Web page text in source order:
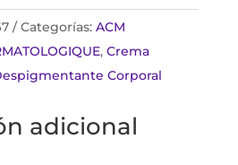
Categorías: ACM
, Crema
Corporal
adicional